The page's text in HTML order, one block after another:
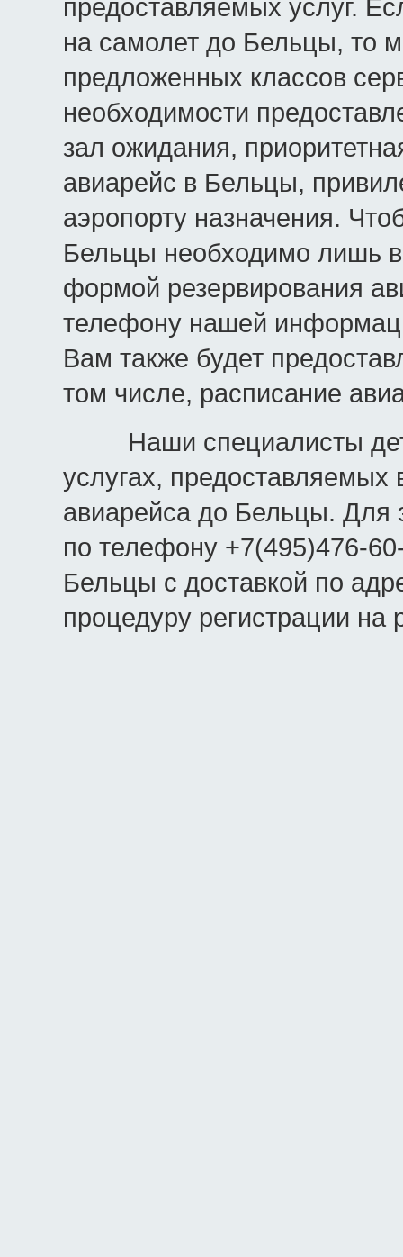
предоставляемых услуг.
на самолет до Бельцы, то
предложенных классов
необходимости
зал ожидания,
авиарейс в Бельцы,
аэропорту назначения.
Бельцы необходимо лишь
формой резервирования
телефону нашей
Вам также будет
том числе, расписание
Наши специалисты
услугах, предоставляемых
авиарейса до Бельцы. Для
по телефону +7(495)476-
Бельцы с доставкой по
процедуру регистрации